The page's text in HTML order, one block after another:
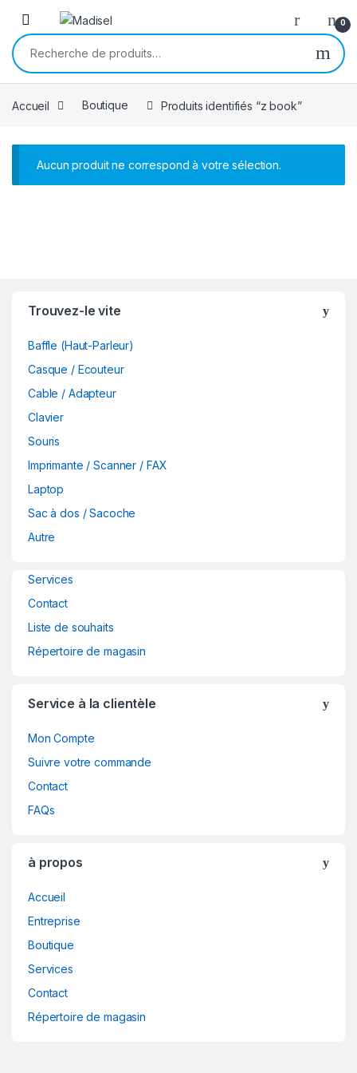
Skip to navigation
Skip to content
0
Recherche pour :
Accueil Boutique Produits identifiés “z book”
Aucun produit ne correspond à votre sélection.
Trouvez-le vite
Baffle (Haut-Parleur)
Casque / Ecouteur
Cable / Adapteur
Clavier
Souris
Imprimante / Scanner / FAX
Laptop
Sac à dos / Sacoche
Autre
Services
Contact
Liste de souhaits
Répertoire de magasin
Service à la clientèle
Mon Compte
Suivre votre commande
Contact
FAQs
à propos
Accueil
Entreprise
Boutique
Services
Contact
Répertoire de magasin